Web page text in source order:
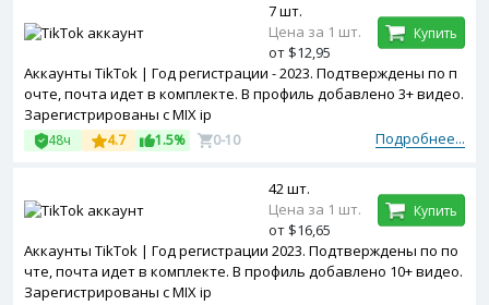
Аккаунты TikTok | Год регистрации - 2023. Подтверждены по п
очте, почта идет в комплекте. В профиль добавлено 3+ видео.
Зарегистрированы с MIX ip
Подробнее...
48ч 4.7 1.5% 0-10
7 шт.
Цена за 1 шт.
от $12,95
Купить
Аккаунты TikTok | Год регистрации 2023. Подтверждены по по
чте, почта идет в комплекте. В профиль добавлено 10+ видео.
Зарегистрированы с MIX ip
42 шт.
Цена за 1 шт.
от $16,65
Купить